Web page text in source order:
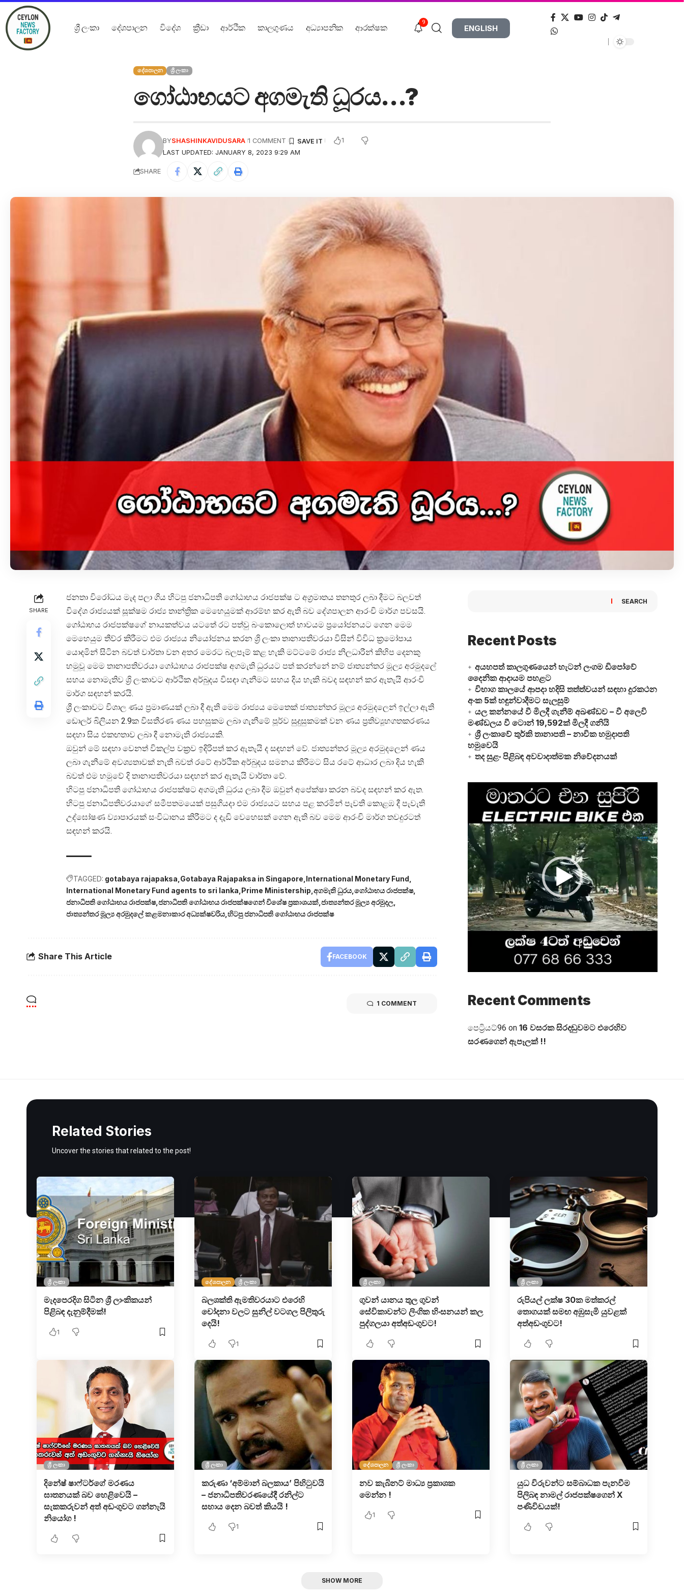
ශ්‍රී ලංකා දේශපාලන විදේශ ක්‍රීඩා ආර්ථික කාලගුණය අධ්‍යාපනික ආරක්ෂක
9
ENGLISH
දේශපාලන ශ්‍රී ලංකා
ගෝඨාභයට අගමැති ධූරය…?
LAST UPDATED: JANUARY 8, 2023 9:29 AM
BYSHASHINKAVIDUSARA 1 COMMENT 1
SHARE
SHARE
ජනතා විරෝධය මැද පලා ගිය හිටපු ජනාධිපති ගෝඨාභය රාජපක්ෂ ට අග්‍රමාතය තනතුර ලබා දීමට බලවත්
විදේශ රාජ්‍යයක් සූක්ෂම රාජ්‍ය තාන්ත්‍රික මෙහෙයුමක් ආරම්භ කර ඇති බව දේශපාලන ආරංචි මාර්ග පවසයි.
ගෝඨාභය රාජපක්ෂගේ නායකත්වය යටතේ රට පත්වු බංකොලොත් භාවයම ප්‍රයෝජනයට ගෙන මෙම
මෙහෙයුම තීව්ර කිරීමට එම රාජ්‍යය නියෝජනය කරන ශ්‍රි ලංකා තානාපතිවරයා විසින් විවිධ ක්‍රමෝපාය
යොදමින් සිටින බවත් වාර්තා වන අතර මෙරට බලපෑම් කළ හැකි මට්ටමේ රාජ්‍ය නිලධාරීන් කිහිප දෙනකු
හමුවූ මෙම තානාපතිවරයා ගෝඨාභය රාජපක්ෂ අගමැති ධුරයට පත් කරන්නේ නම් ජාත්‍යන්තර මූල්‍ය අරමුදලේ
සහය නොමැතිව ශ්‍රි ලංකාවට ආර්ථික අර්බුදය විසඳා ගැනීමට සහය දිය හැකි බවද සඳහන් කර ඇතැයි ආරංචි
මාර්ග සඳහන් කරයි.
ශ්‍රී ලංකාවට විශාල ණය ප්‍රමාණයක් ලබා දී ඇති මෙම රාජ්‍යය මෙතෙක් ජාත්‍යන්තර මූල්‍ය අරමුදලෙන් ඉල්ලා ඇති
ඩොලර් බිලියන 2.9ක විසතීරණ ණය පහසුකම ලබා ගැනීමේ පූර්ව සුදුසුකමක් වන ණය ප්‍රතිව්‍යූහගතකරණය
සඳහා සිය එකඟතාව ලබා දී නොමැති රාජ්‍යයකි.
ඔවුන් මේ සඳහා වෙනත් විකල්ප වක්‍රව ඉදිරිපත් කර ඇතැයි ද සඳහන් වේ. ජාත්‍යන්තර මූල්‍ය අරමුදලෙන් ණය
ලබා ගැනීමේ අවශ්‍යතාවක් නැති බවත් රටේ ආර්ථික අර්බුදය සමනය කිරීමට සිය රටේ ආධාර ලබා දිය හැකි
බවත් එම හමුවේ දි තානාපතිවරයා සඳහන් කර ඇතැයි වාර්තා වේ.
හිටපු ජනාධිපති ගෝඨාභය රාජපක්ෂට අගමැති ධුරය ලබා දීම ඔවුන් අපේක්ෂා කරන බවද සඳහන් කර ඇත.
හිටපු ජනාධිපතිවරයාගේ සමීපතමයෙක් පසුගියදා එම රාජ්‍යයට සහය පළ කරමින් පැවති කොළඹ දී පැවැති
උද්ඝෝෂණ ව්‍යාපාරයක් සංවිධානය කිරීමට ද දැඩි වෙහෙසක් ගෙන ඇති බව මෙම ආරංචි මාර්ග තවදුරටත්
සඳහන් කරයි.
TAGGED: gotabaya rajapaksa Gotabaya Rajapaksa in Singapore International Monetary Fund
International Monetary Fund agents to sri lanka Prime Ministership අගමැති ධුරය ගෝඨාභය රාජපක්ෂ
ජනාධිපති ගෝඨාභය රාජපක්ෂ ජනාධිපති ගෝඨාභය රාජපක්ෂගෙන් විශේෂ ප්‍රකාශයක් ජාත්‍යන්තර මූල්‍ය අරමුදල
ජාත්‍යන්තර මූල්‍ය අරමුදලේ කළමනාකාර අධ්‍යක්ෂවරිය හිටපු ජනාධිපති ගෝඨාභය රාජපක්ෂ
Share This Article FACEBOOK
1 COMMENT
SEARCH
Recent Posts
අයහපත් කාලගුණයෙන් හැටන් ලංගම ඩිපෝවේ
දෛනික ආදායම පහළට
විභාග කාලයේ ආපදා හදිසි තත්ත්වයන් සඳහා දුරකථන
අංක 5ක් හඳුන්වාදීමට සැලසුම්
යල කන්නයේ වී මිලදී ගැනීම් අඛණ්ඩව – වී අලෙවි
මණ්ඩලය වී ටොන් 19,592ක් මිලදී ගනියි
ශ්‍රී ලංකාවේ තුර්කි තානාපති – නාවික හමුදාපති
හමුවෙයි
තද සුළං පිළිබඳ අවවාදාත්මක නිවේදනයක්
Video
Player
Recent Comments
පෙට්‍රියට්96 on 16 වසරක සිරදඬුවමට එරෙහිව
සරණගෙන් ඇපෑලක් !!
Related Stories
Uncover the stories that related to the post!
ශ්‍රී ලංකා
මැදපෙරදිග සිටින ශ්‍රී ලාංකිකයන්
පිළිබඳ දැනුම්දීමක්!
1
දේශපාලන ශ්‍රී ලංකා
බලශක්ති ඇමතිවරයාට එරෙහි
චෝදනා වලට සුනිල් වටගල පිලිතුරු
දෙයි!
1
ශ්‍රී ලංකා
ගුවන් යානය තුල ගුවන්
සේවිකාවන්ට ලිංගික හිංසනයන් කල
පුද්ගලයා අත්අඩංගුවට!
ශ්‍රී ලංකා
රුපියල් ලක්ෂ 30ක මත්කරල්
තොගයක් සමඟ අඹුසැමි යුවළක්
අත්අඩංගුවට!
ශ්‍රී ලංකා
දිනේෂ් ෂාෆ්ටර්ගේ මරණය
ඝාතනයක් බව හෙළිවෙයි –
සැකකරුවන් අත් අඩංගුවට ගන්නැයි
නියෝග !
ශ්‍රී ලංකා
කරුණා ‘අම්මාන් බලකාය’ පිහිටුවයි
– ජනාධිපතිවරණයේදී රනිල්ට
සහාය දෙන බවත් කියයි !
1
දේශපාලන ශ්‍රී ලංකා
නව කැබිනට් මාධ්‍ය ප්‍රකාශක
මෙන්න !
1
ශ්‍රී ලංකා
යුධ විරුවන්ට සම්බාධක පැනවීම
පිලිබඳ නාමල් රාජපක්ෂගෙන් X
පණිවිඩයක්!
SHOW MORE